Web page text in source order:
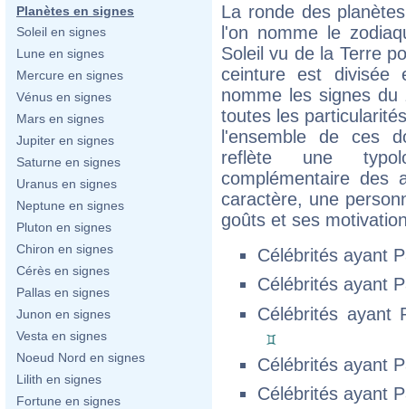
Planètes en signes
Soleil en signes
Lune en signes
Mercure en signes
Vénus en signes
Mars en signes
Jupiter en signes
Saturne en signes
Uranus en signes
Neptune en signes
Pluton en signes
Chiron en signes
Cérès en signes
Pallas en signes
Junon en signes
Vesta en signes
Noeud Nord en signes
Lilith en signes
Fortune en signes
La ronde des
l'on nomme le
Soleil vu de la Terre
ceinture est divisée
nomme les signes
toutes les
l'ensemble de ces
reflète une
complémentaire des
caractère, une
goûts et ses
Célébrités ayant
Célébrités ayant
Célébrités ayant
Célébrités ayant
Célébrités ayant